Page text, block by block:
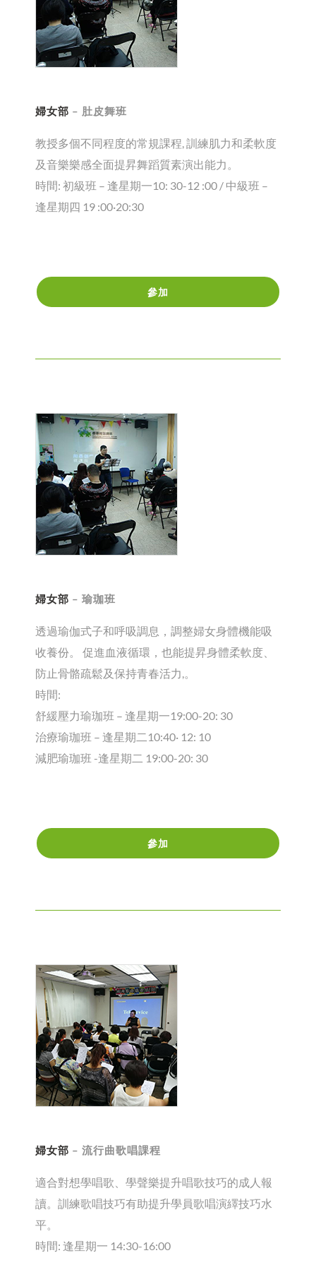
婦女部 – 肚皮舞班
教授多個不同程度的常規課程, 訓練肌力和柔軟度
及音樂樂感全面提昇舞蹈質素演出能力。
時間: 初級班 – 逢星期一10: 30-12 :00 / 中級班 –
逢星期四 19 :00·20:30
參加
婦女部 – 瑜珈班
透過瑜伽式子和呼吸調息，調整婦女身體機能吸
收養份。 促進血液循環，也能提昇身體柔軟度、
防止骨骼疏鬆及保持青春活力,。
時間:
舒緩壓力瑜珈班 – 逢星期一19:00-20: 30
治療瑜珈班 – 逢星期二10:40· 12: 10
減肥瑜珈班 -逢星期二 19:00-20: 30
參加
婦女部 – 流行曲歌唱課程
適合對想學唱歌、學聲樂提升唱歌技巧的成人報
讀。訓練歌唱技巧有助提升學員歌唱演繹技巧水
平。
時間: 逢星期一 14:30-16:00